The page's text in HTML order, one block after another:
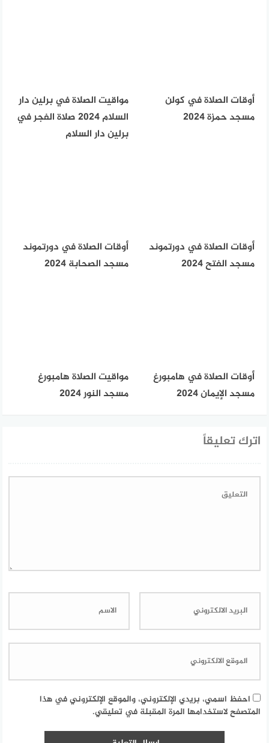
أوقات الصلاة في كولن
مسجد حمزة 2024
مواقيت الصلاة في برلين دار
السلام 2024 صلاة الفجر في
برلين دار السلام
أوقات الصلاة في دورتموند
مسجد الفتح 2024
أوقات الصلاة في دورتموند
مسجد الصحابة 2024
أوقات الصلاة في هامبورغ
مسجد الإيمان 2024
مواقيت الصلاة هامبورغ
مسجد النور 2024
اترك تعليقاً
احفظ اسمي، بريدي الإلكتروني، والموقع الإلكتروني في هذا
المتصفح لاستخدامها المرة المقبلة في تعليقي.